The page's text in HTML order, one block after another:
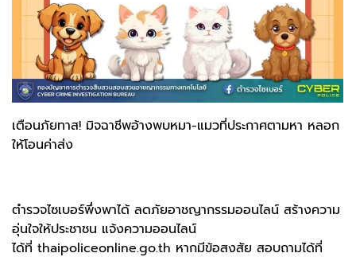
เตือนภัยทาส! มิจฉาชีพอ้างพบหมา-แมวที่ประกาศตามหา หลอก
ให้โอนค่าส่ง
ตำรวจไซเบอร์พึ่งพาได้ ลดภัยอาชญากรรมออนไลน์ สร้างความ
อุ่นใจให้ประชาชน แจ้งความออนไลน์
ได้ที่thaipoliceonline.go.th หากมีข้อสงสัย สอบถามได้ที่